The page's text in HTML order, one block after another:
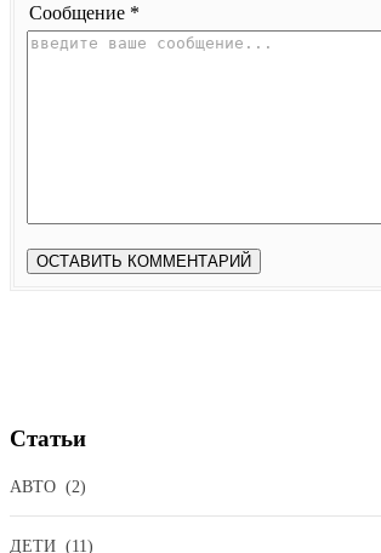
Сообщение *
Статьи
АВТО (2)
ДЕТИ (11)